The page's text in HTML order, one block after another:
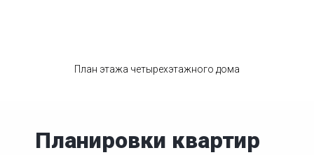
План этажа четырехэтажного дома
Планировки квартир